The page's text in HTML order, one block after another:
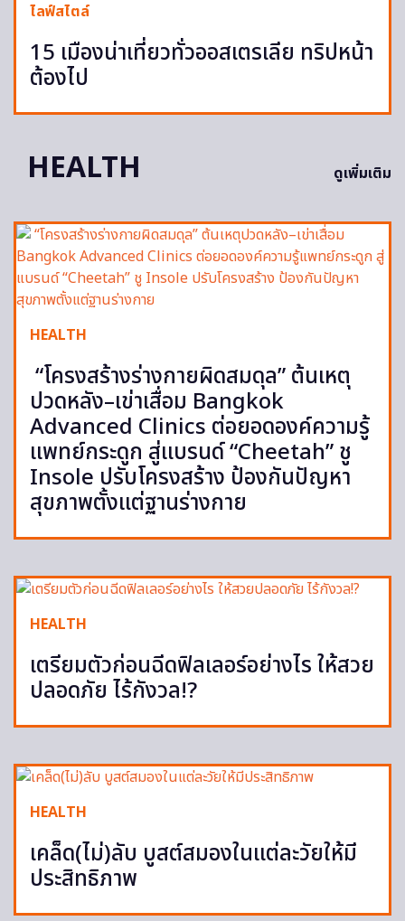
ไลฟ์สไตล์
15 เมืองน่าเที่ยวทั่วออสเตรเลีย ทริปหน้า
ต้องไป
HEALTH ดูเพิ่มเติม
HEALTH
“โครงสร้างร่างกายผิดสมดุล” ต้นเหตุ
ปวดหลัง–เข่าเสื่อม Bangkok
Advanced Clinics ต่อยอดองค์ความรู้
แพทย์กระดูก สู่แบรนด์ “Cheetah” ชู
Insole ปรับโครงสร้าง ป้องกันปัญหา
สุขภาพตั้งแต่ฐานร่างกาย
HEALTH
เตรียมตัวก่อนฉีดฟิลเลอร์อย่างไร ให้สวย
ปลอดภัย ไร้กังวล!?
HEALTH
เคล็ด(ไม่)ลับ บูสต์สมองในแต่ละวัยให้มี
ประสิทธิภาพ